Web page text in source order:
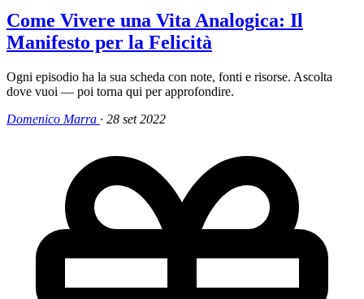
Come Vivere una Vita Analogica: Il
Manifesto per la Felicità
Ogni episodio ha la sua scheda con note, fonti e risorse. Ascolta
dove vuoi — poi torna qui per approfondire.
Domenico Marra · 28 set 2022